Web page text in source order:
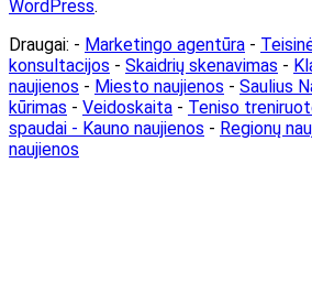
WordPress.
Draugai: - Marketingo agentūra -
konsultacijos - Skaidrių skenavimas -
naujienos - Miesto naujienos - Saulius
kūrimas - Veidoskaita - Teniso
spaudai - Kauno naujienos - Regionų
naujienos